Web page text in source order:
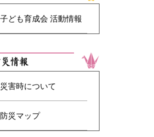
子ども育成会 活動情報
災害時について
防災マップ